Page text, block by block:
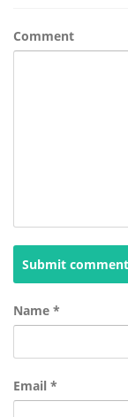
Comment
Submit comment
Name *
Email *